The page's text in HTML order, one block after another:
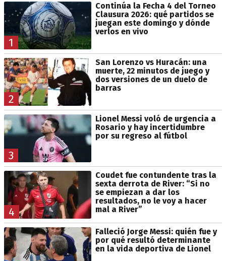
1
Continúa la Fecha 4 del Torneo
Clausura 2026: qué partidos se
juegan este domingo y dónde
verlos en vivo
2
San Lorenzo vs Huracán: una
muerte, 22 minutos de juego y
dos versiones de un duelo de
barras
3
Lionel Messi voló de urgencia a
Rosario y hay incertidumbre
por su regreso al fútbol
4
Coudet fue contundente tras la
sexta derrota de River: “Si no
se empiezan a dar los
resultados, no le voy a hacer
mal a River”
Falleció Jorge Messi: quién fue y
por qué resultó determinante
en la vida deportiva de Lionel